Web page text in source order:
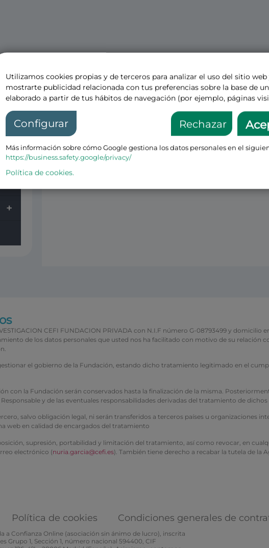
+
+
+
CEFI FUNDACION PRIVADA con N.I.F número G-08793499 y domicilio
de los datos personales que usted nos ha facilitado con motivo de su
el gobierno de la Fundación, estando dicho tratamiento legitimado en el
con la Fundación serán conservados hasta la finalización de la misma.
y de las eventuales responsabilidades derivadas del tratamiento de dichos
salvo obligación legal, ni serán transferidos a terceros países u organizaciones
web en calidad de encargados del tratamiento
supresión, portabilidad y limitación del tratamiento, así como revocar, en
electrónico (nuria.garcia@cefi.es). También tiene derecho a recabar la tutela de la
Política de cookies Condiciones generales de
a Confianza Online (asociación sin ánimo de lucro), inscrita
Grupo 1, Sección 1, número nacional 594400, CIF
Utilizamos cookies propias y de terceros para analizar el uso del sitio web
mostrarte publicidad relacionada con tus preferencias sobre la base de
elaborado a partir de tus hábitos de navegación (por ejemplo, páginas
Configurar Rechazar
Más información sobre cómo Google gestiona los datos personales en el
https://business.safety.google/privacy/
Política de cookies.